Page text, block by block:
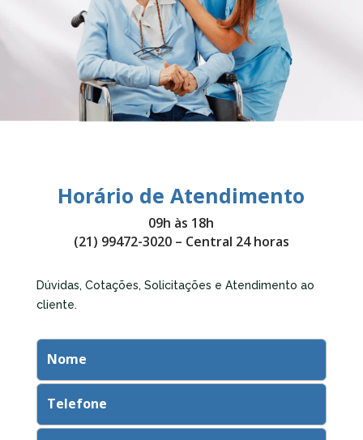
Horário de Atendimento
09h às 18h
(21) 99472-3020– Central 24 horas
Dúvidas, Cotações, Solicitações e Atendimento ao
cliente.